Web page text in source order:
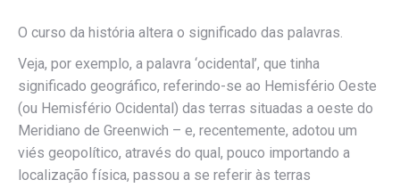
O curso da história altera o significado das palavras.
Veja, por exemplo, a palavra ‘ocidental’, que tinha
significado geográfico, referindo-se ao Hemisfério Oeste
(ou Hemisfério Ocidental) das terras situadas a oeste do
Meridiano de Greenwich – e, recentemente, adotou um
viés geopolítico, através do qual, pouco importando a
localização física, passou a se referir às terras